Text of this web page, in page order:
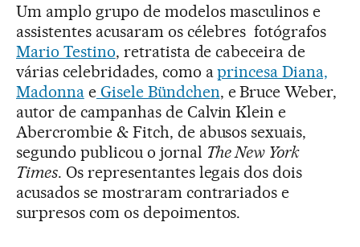
Um amplo grupo de modelos masculinos e
assistentes acusaram os célebres fotógrafos
Mario Testino, retratista de cabeceira de
várias celebridades, como aprincesa Diana,
MadonnaeGisele Bündchen, e Bruce Weber,
autor de campanhas de Calvin Klein e
Abercrombie & Fitch, de abusos sexuais,
segundo publicou o jornal The New York
Times. Os representantes legais dos dois
acusados se mostraram contrariados e
surpresos com os depoimentos.